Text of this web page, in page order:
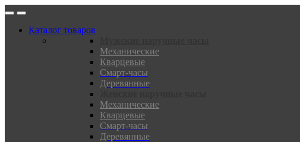
Каталог товаров
Механические
Кварцевые
Смарт-часы
Деревянные
Механические
Кварцевые
Смарт-часы
Деревянные